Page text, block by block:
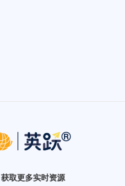
取更多实时资源